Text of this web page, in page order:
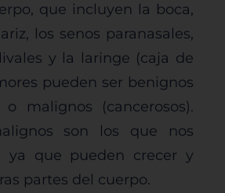
que incluyen la boca,
los senos paranasales,
y la laringe (caja de
pueden ser benignos
o malignos (cancerosos).
son los que nos
ya que pueden crecer y
partes del cuerpo.